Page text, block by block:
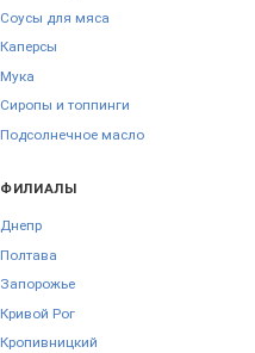
Соусы для мяса
Каперсы
Мука
Сиропы и топпинги
Подсолнечное масло
ФИЛИАЛЫ
Днепр
Полтава
Запорожье
Кривой Рог
Кропивницкий